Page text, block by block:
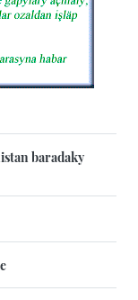
baradaky